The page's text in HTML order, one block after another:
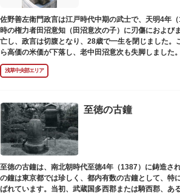
佐野善左衛門政言は江戸時代中期の武士で、天明4年
時の権力者田沼意知（田沼意次の子）に刃傷におよび
亡し、政言は切腹となり、28歳で一生を閉じました。
ら高価の米価が下落し、老中田沼意次も失脚しました
ほんじ）境内にあります。
浅草中央部エリア
至徳の古鐘
至徳の古鐘は、南北朝時代至徳4年（1387）に鋳造さ
の鐘は東京都では珍しく、都内有数の古鐘として、特
ばれています。当初、武蔵国多西郡または騎西郡、あ